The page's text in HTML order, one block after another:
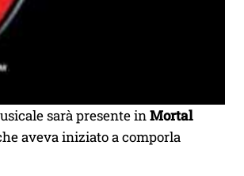
sarà presente inMortal
aveva iniziato a comporla